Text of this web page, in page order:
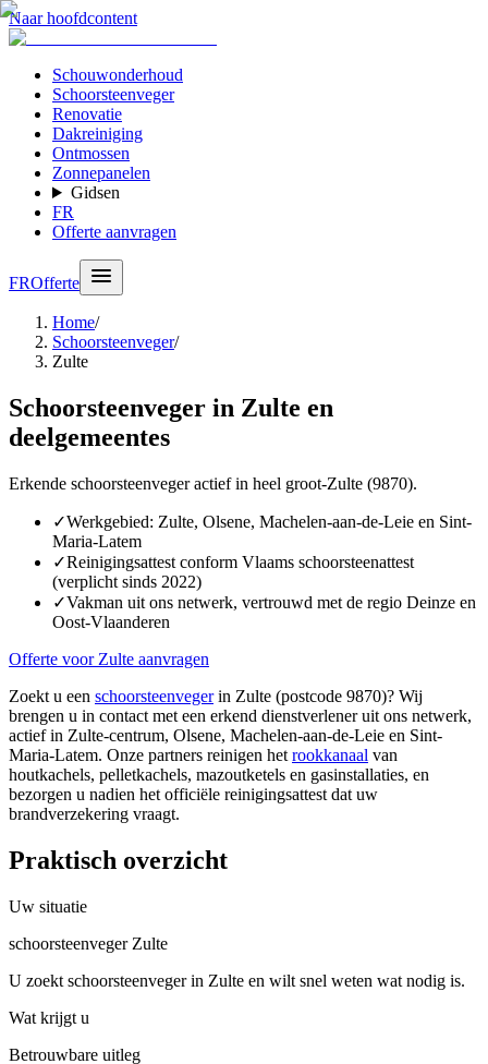
Naar hoofdcontent
Schouwonderhoud
Schoorsteenveger
Renovatie
Dakreiniging
Ontmossen
Zonnepanelen
Gidsen
FR
Offerte aanvragen
FROfferte
Home/
Schoorsteenveger/
Zulte
Schoorsteenveger in Zulte en
deelgemeentes
Erkende schoorsteenveger actief in heel groot-Zulte (9870).
✓Werkgebied: Zulte, Olsene, Machelen-aan-de-Leie en Sint-
Maria-Latem
✓Reinigingsattest conform Vlaams schoorsteenattest
(verplicht sinds 2022)
✓Vakman uit ons netwerk, vertrouwd met de regio Deinze en
Oost-Vlaanderen
Offerte voor Zulte aanvragen
Zoekt u een schoorsteenvegerin Zulte (postcode 9870)? Wij
brengen u in contact met een erkend dienstverlener uit ons netwerk,
actief in Zulte-centrum, Olsene, Machelen-aan-de-Leie en Sint-
Maria-Latem. Onze partners reinigen het rookkanaal van
houtkachels, pelletkachels, mazoutketels en gasinstallaties, en
bezorgen u nadien het officiële reinigingsattest dat uw
brandverzekering vraagt.
Praktisch overzicht
Uw situatie
schoorsteenveger Zulte
U zoekt schoorsteenveger in Zulte en wilt snel weten wat nodig is.
Wat krijgt u
Betrouwbare uitleg